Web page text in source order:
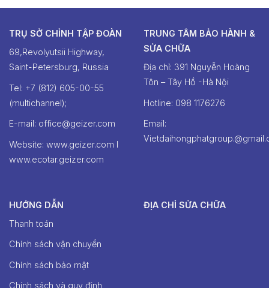
TRỤ SỞ CHỈNH TẬP ĐOÀN
69,Revolyutsii Highway,
Saint-Petersburg, Russia
Tel: +7 (812) 605-00-55
(multichannel);
E-mail: office@geizer.com
Website: www.geizer.com I
www.ecotar.geizer.com
TRUNG TÂM BẢO HÀNH &
SỬA CHỮA
Địa chỉ: 391 Nguyễn Hoàng
Tôn – Tây Hồ -Hà Nội
Hotline: ‭098 1176276‬
Email:
HƯỚNG DẪN
Thanh toán
Chính sách vận chuyển
Chính sách bảo mật
Chính sách và quy định
ĐỊA CHỈ SỬA CHỮA